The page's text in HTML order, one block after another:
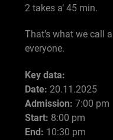
2 takes a‘ 45 min.
That’s what we call
everyone.
Key data:
Date: 20.11.2025
Admission: 7:00 pm
Start: 8:00 pm
End: 10:30 pm